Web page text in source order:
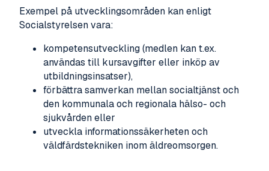
Exempel på utvecklingsområden kan enligt
Socialstyrelsen vara:
kompetensutveckling (medlen kan t.ex.
användas till kursavgifter eller inköp av
utbildningsinsatser),
förbättra samverkan mellan socialtjänst och
den kommunala och regionala hälso- och
sjukvården eller
utveckla informationssäkerheten och
väldfärdstekniken inom äldreomsorgen.